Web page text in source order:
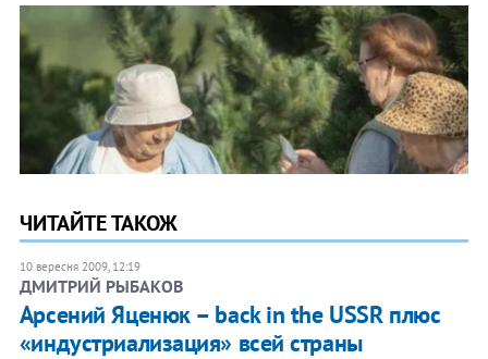
ЧИТАЙТЕ ТАКОЖ
10 вересня 2009, 12:19
ДМИТРИЙ РЫБАКОВ
Арсений Яценюк – back in the USSR плюс
«индустриализация» всей страны